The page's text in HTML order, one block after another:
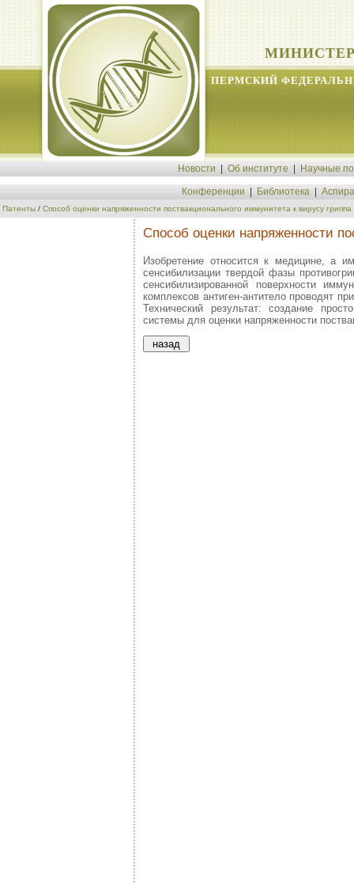
ПЕРМСКИЙ
Новости Об институте Научные
Конференции Библиотека
Патенты / Способ оценки напряженности поствакционального иммунитета к вирусу гриппа
Способ оценки напряженности
Изобретение относится к медицине, а
сенсибилизации твердой фазы
сенсибилизированной поверхности
комплексов антиген-антитело проводят
Технический результат: создание
системы для оценки напряженности